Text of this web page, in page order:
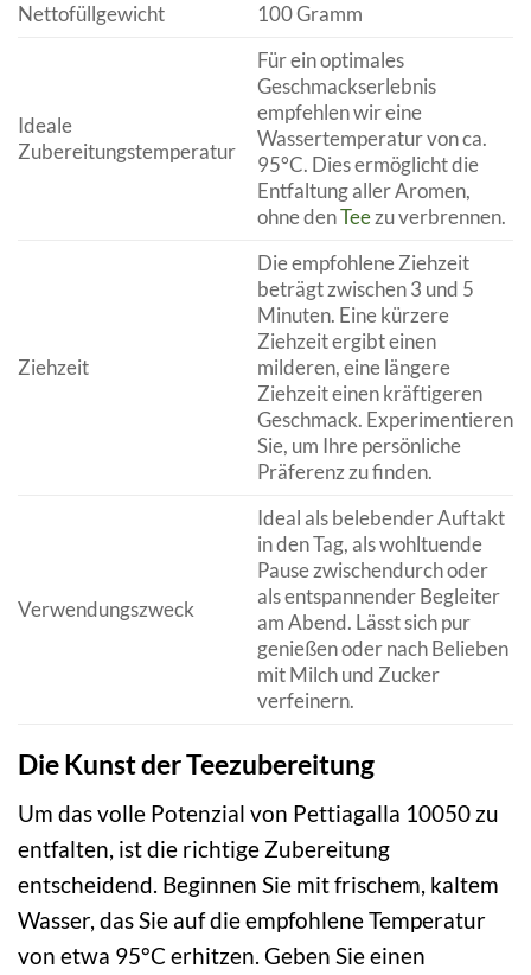
Nettofüllgewicht
100 Gramm
Ideale
Zubereitungstemperatur
Für ein optimales
Geschmackserlebnis
empfehlen wir eine
Wassertemperatur von ca.
95°C. Dies ermöglicht die
Entfaltung aller Aromen,
ohne denTeezu verbrennen.
Ziehzeit
Die empfohlene Ziehzeit
beträgt zwischen 3 und 5
Minuten. Eine kürzere
Ziehzeit ergibt einen
milderen, eine längere
Ziehzeit einen kräftigeren
Geschmack. Experimentieren
Sie, um Ihre persönliche
Präferenz zu finden.
Verwendungszweck
Ideal als belebender Auftakt
in den Tag, als wohltuende
Pause zwischendurch oder
als entspannender Begleiter
am Abend. Lässt sich pur
genießen oder nach Belieben
mit Milch und Zucker
verfeinern.
Die Kunst der Teezubereitung
Um das volle Potenzial von Pettiagalla 10050 zu
entfalten, ist die richtige Zubereitung
entscheidend. Beginnen Sie mit frischem, kaltem
Wasser, das Sie auf die empfohlene Temperatur
von etwa 95°C erhitzen. Geben Sie einen